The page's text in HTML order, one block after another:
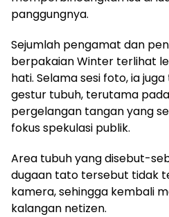
panggungnya.
Sejumlah pengamat dan
berpakaian Winter terlihat
hati. Selama sesi foto, ia
gestur tubuh, terutama
pergelangan tangan yang
fokus spekulasi publik.
Area tubuh yang disebut-
dugaan tato tersebut tidak
kamera, sehingga kembali
kalangan netizen.